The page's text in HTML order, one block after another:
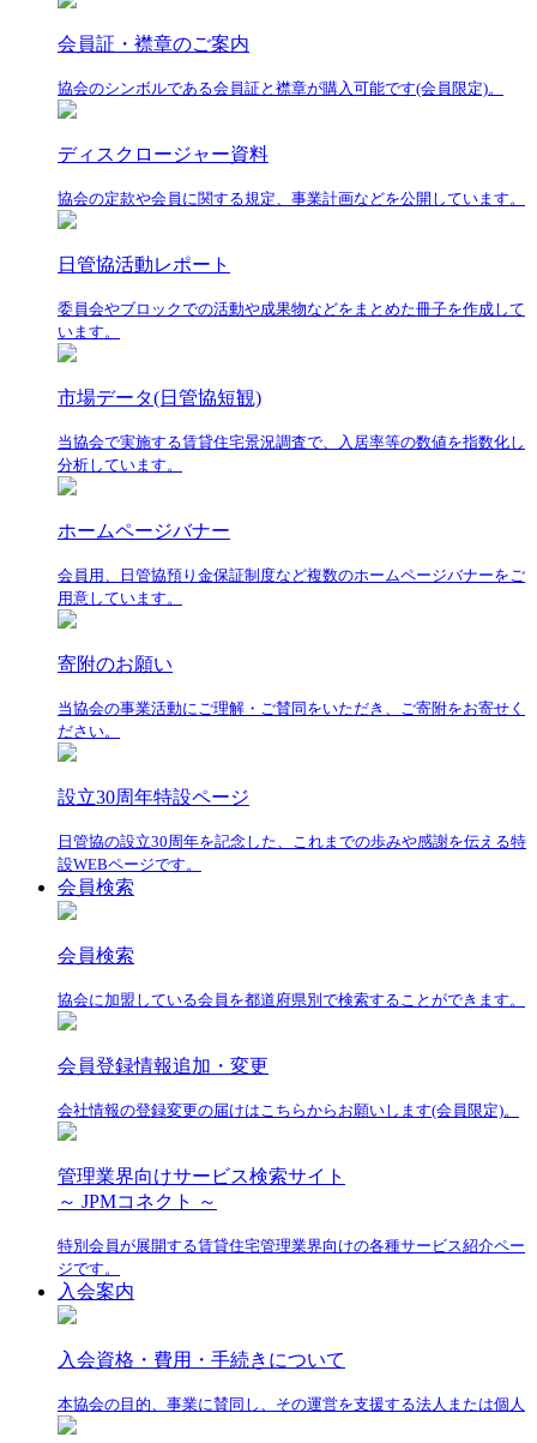
会員証・襟章のご案内
協会のシンボルである会員証と襟章が購入可能です(会員限定)。
ディスクロージャー資料
協会の定款や会員に関する規定、事業計画などを公開しています。
日管協活動レポート
委員会やブロックでの活動や成果物などをまとめた冊子を作成して
います。
市場データ(日管協短観)
当協会で実施する賃貸住宅景況調査で、入居率等の数値を指数化し
分析しています。
ホームページバナー
会員用、日管協預り金保証制度など複数のホームページバナーをご
用意しています。
寄附のお願い
当協会の事業活動にご理解・ご賛同をいただき、ご寄附をお寄せく
ださい。
設立30周年特設ページ
日管協の設立30周年を記念した、これまでの歩みや感謝を伝える特
設WEBページです。
会員検索
会員検索
協会に加盟している会員を都道府県別で検索することができます。
会員登録情報追加・変更
会社情報の登録変更の届けはこちらからお願いします(会員限定)。
管理業界向けサービス検索サイト
～ JPMコネクト ～
特別会員が展開する賃貸住宅管理業界向けの各種サービス紹介ペー
ジです。
入会案内
入会資格・費用・手続きについて
本協会の目的、事業に賛同し、その運営を支援する法人または個人